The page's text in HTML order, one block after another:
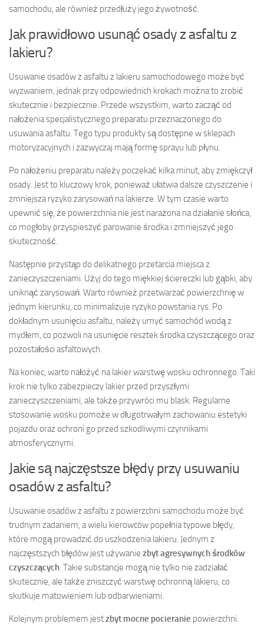
samochodu, ale również przedłuży jego żywotność.
Jak prawidłowo usunąć osady z asfaltu z
lakieru?
Usuwanie osadów z asfaltu z lakieru samochodowego może być
wyzwaniem, jednak przy odpowiednich krokach można to zrobić
skutecznie i bezpiecznie. Przede wszystkim, warto zacząć od
nałożenia specjalistycznego preparatu przeznaczonego do
usuwania asfaltu. Tego typu produkty są dostępne w sklepach
motoryzacyjnych i zazwyczaj mają formę sprayu lub płynu.
Po nałożeniu preparatu należy poczekać kilka minut, aby zmiękczył
osady. Jest to kluczowy krok, ponieważ ułatwia dalsze czyszczenie i
zmniejsza ryzyko zarysowań na lakierze. W tym czasie warto
upewnić się, że powierzchnia nie jest narażona na działanie słońca,
co mogłoby przyspieszyć parowanie środka i zmniejszyć jego
skuteczność.
Następnie przystąp do delikatnego przetarcia miejsca z
zanieczyszczeniami. Użyj do tego miękkiej ściereczki lub gąbki, aby
uniknąć zarysowań. Warto również przetwarzać powierzchnię w
jednym kierunku, co minimalizuje ryzyko powstania rys. Po
dokładnym usunięciu asfaltu, należy umyć samochód wodą z
mydłem, co pozwoli na usunięcie resztek środka czyszczącego oraz
pozostałości asfaltowych.
Na koniec, warto nałożyć na lakier warstwę wosku ochronnego. Taki
krok nie tylko zabezpieczy lakier przed przyszłymi
zanieczyszczeniami, ale także przywróci mu blask. Regularne
stosowanie wosku pomoże w długotrwałym zachowaniu estetyki
pojazdu oraz ochroni go przed szkodliwymi czynnikami
atmosferycznymi.
Jakie są najczęstsze błędy przy usuwaniu
osadów z asfaltu?
Usuwanie osadów z asfaltu z powierzchni samochodu może być
trudnym zadaniem, a wielu kierowców popełnia typowe błędy,
które mogą prowadzić do uszkodzenia lakieru. Jednym z
najczęstszych błędów jest używanie zbyt agresywnych środków
czyszczących. Takie substancje mogą nie tylko nie zadziałać
skutecznie, ale także zniszczyć warstwę ochronną lakieru, co
skutkuje matowieniem lub odbarwieniami.
Kolejnym problemem jestzbyt mocne pocieranie powierzchni.